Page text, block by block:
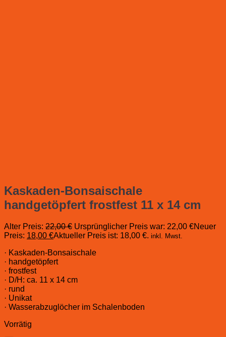
Kaskaden-Bonsaischale
handgetöpfert frostfest 11 x 14 cm
Alter Preis: 22,00€ Ursprünglicher Preis war: 22,00 €Neuer
Preis: 18,00 €Aktueller Preis ist: 18,00 €. inkl. Mwst.
· Kaskaden-Bonsaischale
· handgetöpfert
· frostfest
· D/H: ca. 11 x 14 cm
· rund
· Unikat
· Wasserabzuglöcher im Schalenboden
Vorrätig